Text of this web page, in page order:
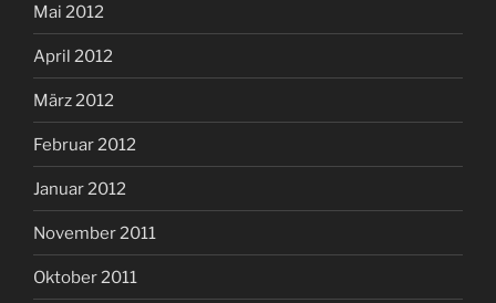
Mai 2012
April 2012
März 2012
Februar 2012
Januar 2012
November 2011
Oktober 2011